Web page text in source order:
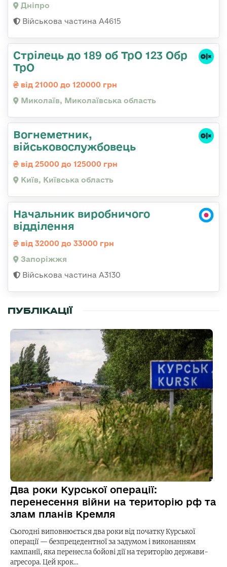
Дніпро
Військова частина А4615
Стрілець до 189 об ТрО 123 Обр
ТрО
від 21000 до 120000 грн
Миколаїв, Миколаївська область
Вогнеметник,
військовослужбовець
від 25000 до 125000 грн
Київ, Київська область
Начальник виробничого
відділення
від 32000 до 33000 грн
Запоріжжя
Військова частина А3130
ПУБЛІКАЦІЇ
Два роки Курської операції:
перенесення війни на територію рф та
злам планів Кремля
Сьогодні виповнюється два роки від початку Курської
операції — безпрецедентної за задумом і виконанням
кампанії, яка перенесла бойові дії на територію держави-
агресора. Цей крок…